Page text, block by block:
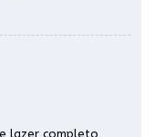
lazer completo